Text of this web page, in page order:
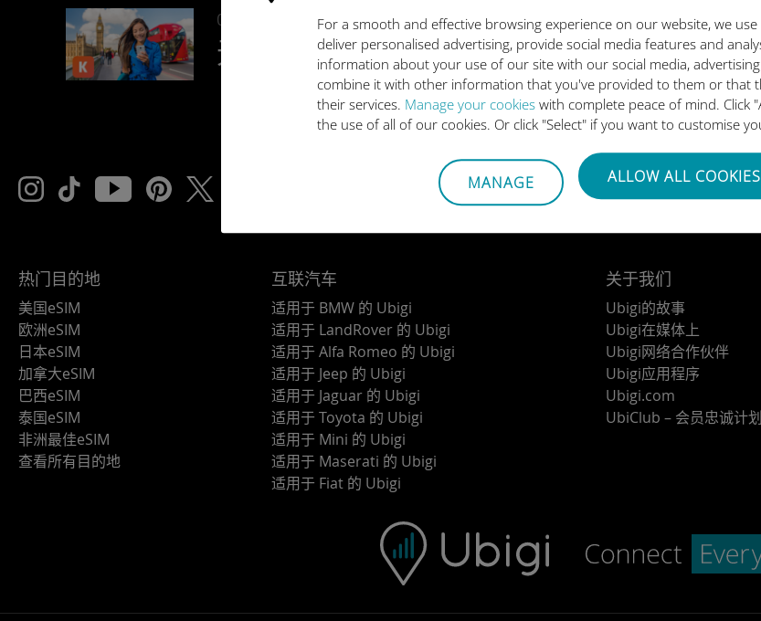
For a smooth and effective browsing experience on our website, we
deliver personalised advertising, provide social media features and
information about your use of our site with our social media,
combine it with other information that you've provided to them or that
their services. Manage your cookies with complete peace of mind. Click
the use of all of our cookies. Or click "Select" if you want to customise
MANAGE ALLOW ALL COOKIES
09/06/2026
无限制 eSIM 数据计划的优势
下载我们的应用
热门目的地
美国eSIM
欧洲eSIM
日本eSIM
加拿大eSIM
巴西eSIM
泰国eSIM
非洲最佳eSIM
查看所有目的地
互联汽车
适用于 BMW 的 Ubigi
适用于 LandRover 的 Ubigi
适用于 Alfa Romeo 的 Ubigi
适用于 Jeep 的 Ubigi
适用于 Jaguar 的 Ubigi
适用于 Toyota 的 Ubigi
适用于 Mini 的 Ubigi
适用于 Maserati 的 Ubigi
适用于 Fiat 的 Ubigi
关于我们
Ubigi的故事
Ubigi在媒体上
Ubigi网络合作伙伴
Ubigi应用程序
Ubigi.com
UbiClub – 会员忠诚计划